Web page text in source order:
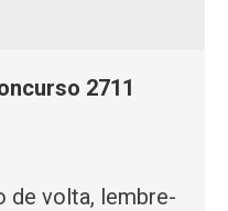
2711
de volta, lembre-